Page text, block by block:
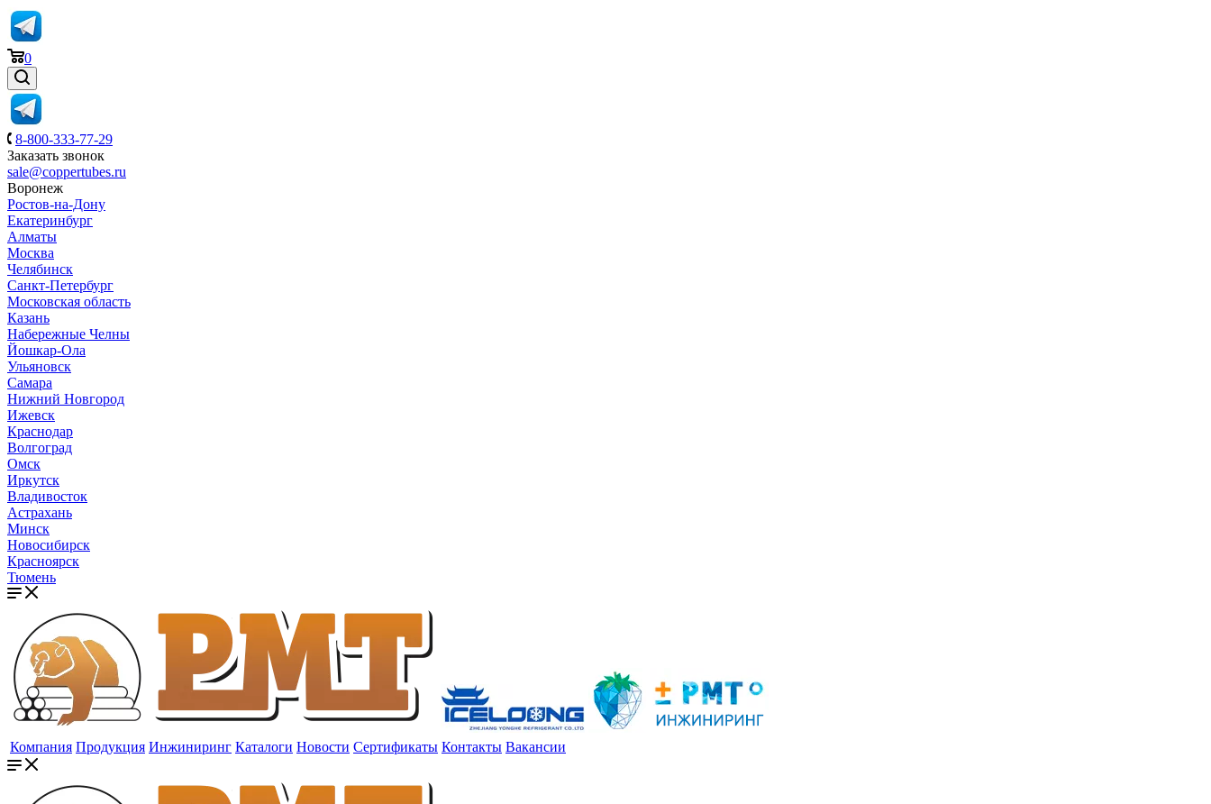
0
8-800-333-77-29
Заказать звонок
sale@coppertubes.ru
Воронеж
Ростов-на-Дону
Екатеринбург
Алматы
Москва
Челябинск
Санкт-Петербург
Московская область
Казань
Набережные Челны
Йошкар-Ола
Ульяновск
Самара
Нижний Новгород
Ижевск
Краснодар
Волгоград
Омск
Иркутск
Владивосток
Астрахань
Минск
Новосибирск
Красноярск
Тюмень
Компания Продукция Инжиниринг Каталоги Новости Сертификаты Контакты Вакансии